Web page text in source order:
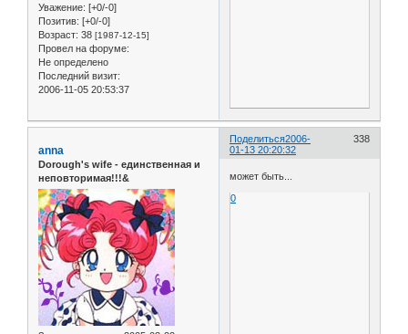
Уважение: [+0/-0]
Позитив: [+0/-0]
Возраст: 38 [1987-12-15]
Провел на форуме:
Не определено
Последний визит:
2006-11-05 20:53:37
Поделиться 338
2006-
01-13 20:20:32
anna
Dorough's wife - единственная и
неповторимая!!!&
может быть...
0